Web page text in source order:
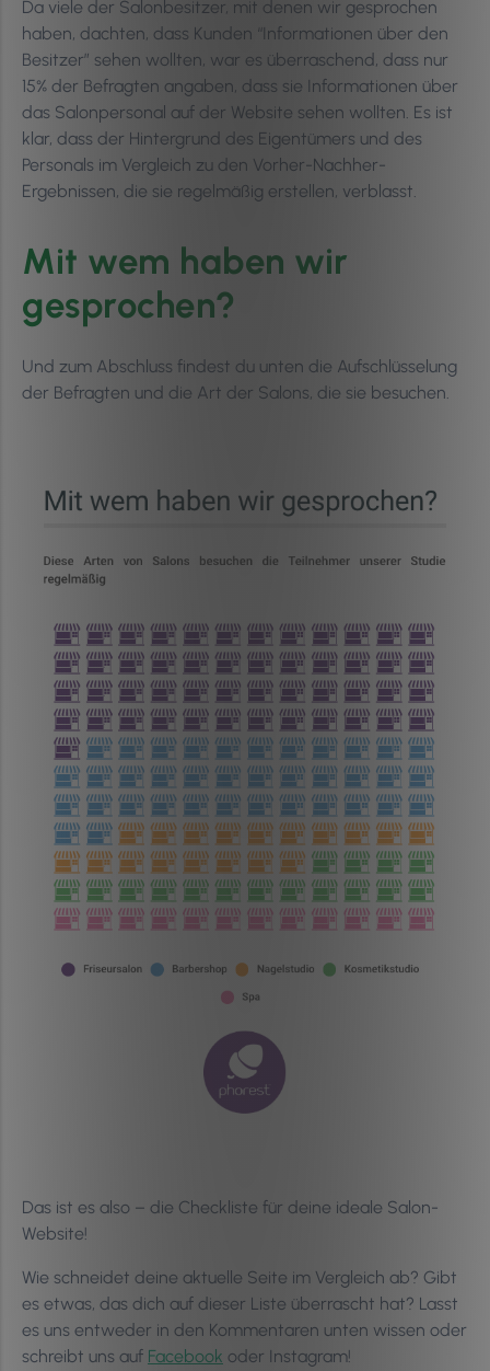
Da viele der Salonbesitzer, mit denen wir gesprochen
haben, dachten, dass Kunden “Informationen über den
Besitzer” sehen wollten, war es überraschend, dass nur
15% der Befragten angaben, dass sie Informationen über
das Salonpersonal auf der Website sehen wollten. Es ist
klar, dass der Hintergrund des Eigentümers und des
Personals im Vergleich zu den Vorher-Nachher-
Ergebnissen, die sie regelmäßig erstellen, verblasst.
Mit wem haben wir
gesprochen?
Und zum Abschluss findest du unten die Aufschlüsselung
der Befragten und die Art der Salons, die sie besuchen.
Das ist es also – die Checkliste für deine ideale Salon-
Website!
Wie schneidet deine aktuelle Seite im Vergleich ab? Gibt
es etwas, das dich auf dieser Liste überrascht hat? Lasst
es uns entweder in den Kommentaren unten wissen oder
schreibt uns auf Facebook oder Instagram!